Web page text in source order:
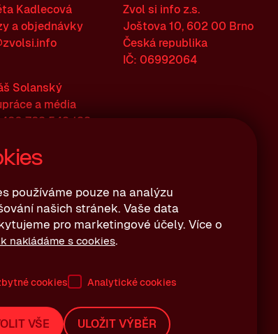
používáme pouze na analýzu
našich stránek. Vaše data
pro marketingové účely. Více o
nakládáme s cookies.
cookies Analytické cookies
VŠE ULOŽIT VÝBĚR
Kadlecová
a objednávky
Solanský
a média
723 543 133
Zvol si info z.s.
Joštova 10, 602 00 Brno
Česká republika
IČ: 06992064